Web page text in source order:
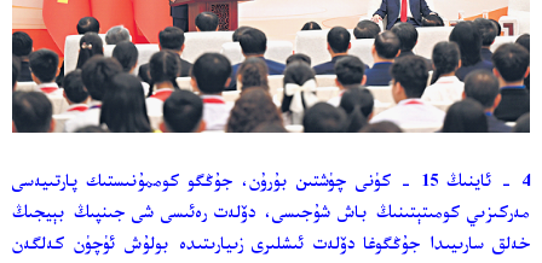
4 - ئاينىڭ 15 - كۈنى چۈشتىن بۇرۇن، جۇڭگو كوممۇنىستىك پارتىيەسى
مەركىزىي كومىتېتىنىڭ باش شۇجىسى، دۆلەت رەئىسى شى جىنپىڭ بېيجىڭ
خەلق سارىيىدا جۇڭگوغا دۆلەت ئىشلىرى زىيارىتىدە بولۇش ئۈچۈن كەلگەن